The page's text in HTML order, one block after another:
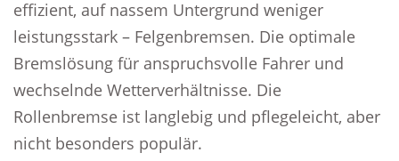
effizient, auf nassem Untergrund weniger
leistungsstark – Felgenbremsen. Die optimale
Bremslösung für anspruchsvolle Fahrer und
wechselnde Wetterverhältnisse. Die
Rollenbremse ist langlebig und pflegeleicht, aber
nicht besonders populär.